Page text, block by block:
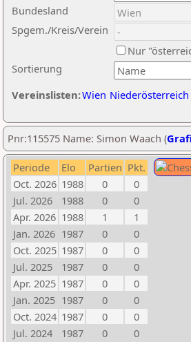
Sortierung
Bundesland
Spgem./Kreis/Verein
Nur
Vereinslisten:Wien Niederösterreich
Pnr:115575 Name: Simon Waach (
Periode Elo Partien Pkt.
Oct. 2026 1988 0
0
Jul. 2026
1988 0
0
Apr. 2026 1988 1
1
Jan. 2026 1987 0
0
Oct. 2025 1987 0
0
Jul. 2025
1987 0
0
Apr. 2025 1987 0
0
Jan. 2025 1987 0
0
Oct. 2024 1987 0
0
Jul. 2024
1987 0
0